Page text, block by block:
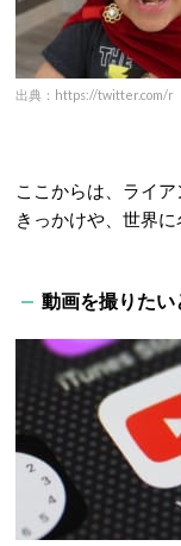
出典：https://twitter.com/r
ここからは、ライ
きっかけや、世界
動画を撮りた